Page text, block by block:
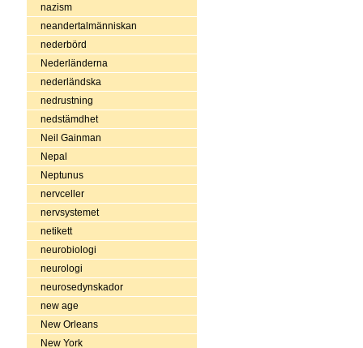
nazism
neandertalmänniskan
nederbörd
Nederländerna
nederländska
nedrustning
nedstämdhet
Neil Gainman
Nepal
Neptunus
nervceller
nervsystemet
netikett
neurobiologi
neurologi
neurosedynskador
new age
New Orleans
New York